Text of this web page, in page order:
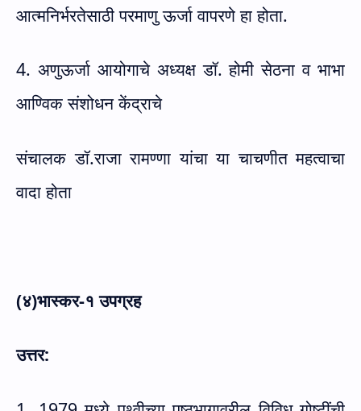
आत्मनिर्भरतेसाठी परमाणु ऊर्जा वापरणे हा होता.
4. अणुऊर्जा आयोगाचे अध्यक्ष डॉ. होमी सेठना व भाभा
आण्विक संशोधन केंद्राचे
संचालक डॉ.राजा रामण्णा यांचा या चाचणीत महत्वाचा
वादा होता
(४)भास्कर-१ उपग्रह
उत्तर: